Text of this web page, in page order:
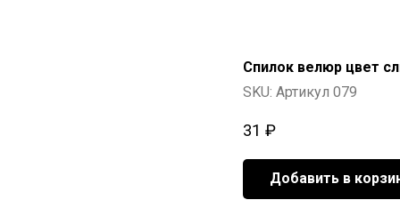
Спилок велюр цвет
SKU: Артикул 079
31 ₽
Добавить в